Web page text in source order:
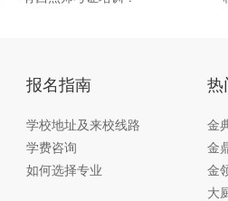
报名指南
学校地址及来校线路
学费咨询
如何选择专业
热
金
金
金
大